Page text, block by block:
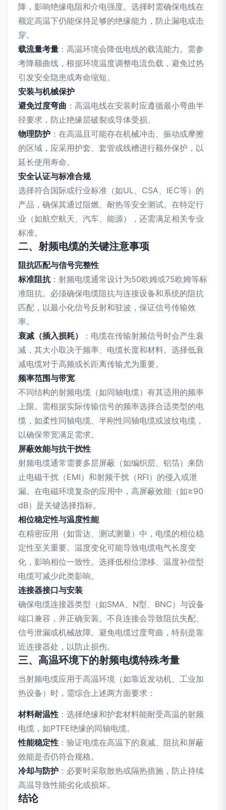
降，影响绝缘电阻和介电强度。选择时需确保电线在
额定高温下仍能保持足够的绝缘能力，防止漏电或击
穿。
载流量考量 ：高温环境会降低电线的载流能力。需参
考降额曲线，根据环境温度调整电流负载，避免过热
引发安全隐患或寿命缩短。
安装与机械保护
避免过度弯曲 ：高温电线在安装时应遵循最小弯曲半
径要求，防止绝缘层破裂或导体受损。
物理防护 ：在高温且可能存在机械冲击、振动或摩擦
的区域，应采用护套、套管或线槽进行额外保护，以
延长使用寿命。
安全认证与标准合规
选择符合国际或行业标准（如UL、CSA、IEC等）的
产品，确保其通过阻燃、耐热等安全测试。在特定行
业（如航空航天、汽车、能源），还需满足相关专业
标准。
二、射频电缆的关键注意事项
阻抗匹配与信号完整性
标准阻抗：射频电缆通常设计为50欧姆或75欧姆等标
准阻抗。必须确保电缆阻抗与连接设备和系统的阻抗
匹配，以最小化信号反射和驻波，保证信号传输效
率。
衰减（插入损耗）
：电缆在传输射频信号时会产生衰
减，其大小取决于频率、电缆长度和材料。选择低衰
减电缆对于高频或长距离传输尤为重要。
频率范围与带宽
不同结构的射频电缆（如同轴电缆）有其适用的频率
上限。需根据实际传输信号的频率选择合适类型的电
缆，如柔性同轴电缆、半刚性同轴电缆或波纹电缆，
以确保带宽满足需求。
屏蔽效能与抗干扰性
射频电缆通常需要多层屏蔽（如编织层、铝箔）来防
止电磁干扰（EMI）和射频干扰（RFI）的侵入或泄
漏。在电磁环境复杂的应用中，高屏蔽效能（如≥90
dB）是关键选择指标。
相位稳定性与温度性能
在精密应用（如雷达、测试测量）中，电缆的相位稳
定性至关重要。温度变化可能导致电缆电气长度变
化，影响相位一致性。选择低相位漂移、温度补偿型
电缆可减少此类影响。
连接器接口与安装
确保电缆连接器类型（如SMA、N型、BNC）与设备
端口兼容，并正确安装。不良连接会导致阻抗失配、
信号泄漏或机械故障。避免电缆过度弯曲，特别是靠
近连接器处，以防止损伤。
三、高温环境下的射频电缆特殊考量
当射频电缆应用于高温环境（如靠近发动机、工业加
热设备）时，需综合上述两方面要求：
材料耐温性 ：选择绝缘和护套材料能耐受高温的射频
电缆，如PTFE绝缘的同轴电缆。
性能稳定性 ：验证电缆在高温下的衰减、阻抗和屏蔽
效能是否仍符合规格。
冷却与防护 ：必要时采取散热或隔热措施，防止持续
高温导致性能劣化或损坏。
结论